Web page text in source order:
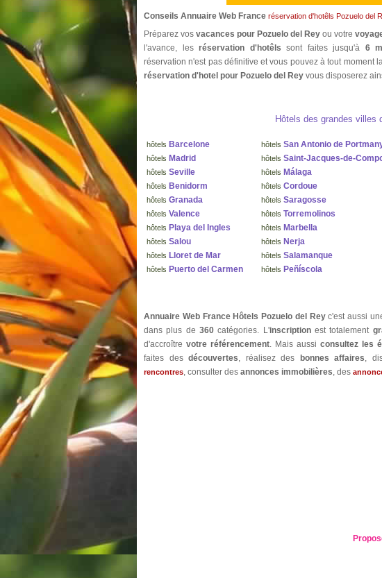
Conseils Annuaire Web France réservation d'hotêls Pozuelo del
Préparez vos vacances pour Pozuelo del Rey ou votre
l'avance, les réservation d'hotêls sont faites jusqu'à 6
réservation n'est pas définitive et vous pouvez à tout moment
réservation d'hotel pour Pozuelo del Rey vous disposerez
Hôtels des grandes villes
hôtels Barcelone
hôtels Madrid
hôtels Seville
hôtels Benidorm
hôtels Granada
hôtels Valence
hôtels Playa del Ingles
hôtels Salou
hôtels Lloret de Mar
hôtels Puerto del Carmen
hôtels San Antonio de
hôtels Saint-Jacques-de-
hôtels Málaga
hôtels Cordoue
hôtels Saragosse
hôtels Torremolinos
hôtels Marbella
hôtels Nerja
hôtels Salamanque
hôtels Peñíscola
Annuaire Web France Hôtels Pozuelo del Reyc'est aussi
dans plus de 360 catégories. L'inscriptionest totalement
d'accroître votre référencement. Mais aussi consultez les
faites desdécouvertes, réalisez des bonnes affaires,
rencontres, consulter des annonces immobilières, des